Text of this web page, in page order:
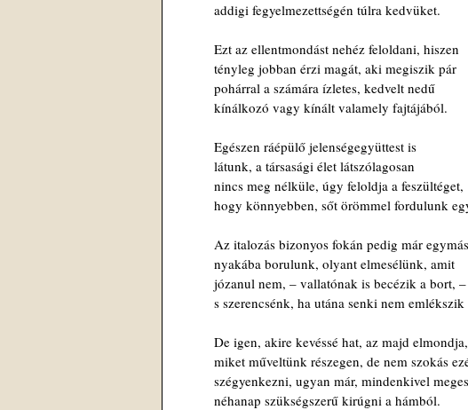
addigi fegyelmezettségén túlra kedvüket.
Ezt az ellentmondást nehéz feloldani, hiszen
tényleg jobban érzi magát, aki megiszik pár
pohárral a számára ízletes, kedvelt nedű
kínálkozó vagy kínált valamely fajtájából.
Egészen ráépülő jelenségegyüttest is
látunk, a társasági élet látszólagosan
nincs meg nélküle, úgy feloldja a feszültéget,
hogy könnyebben, sőt örömmel fordulunk
Az italozás bizonyos fokán pedig már egymás
nyakába borulunk, olyant elmesélünk, amit
józanul nem, – vallatónak is becézik a bort, –
s szerencsénk, ha utána senki nem emlékszik
De igen, akire kevéssé hat, az majd elmondja,
miket műveltünk részegen, de nem szokás
szégyenkezni, ugyan már, mindenkivel
néhanap szükségszerű kirúgni a hámból.